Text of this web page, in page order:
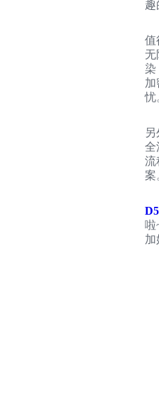
趣
值
无
染
加
忧
全
流
案
啦
加